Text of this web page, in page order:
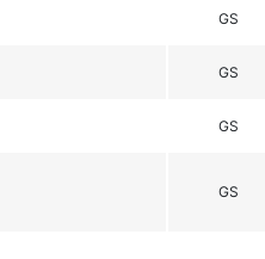
GS
GS
GS
GS